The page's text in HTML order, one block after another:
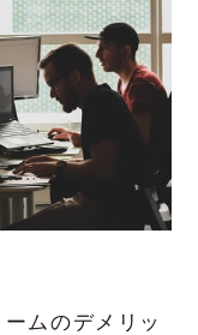
ムのデメリッ